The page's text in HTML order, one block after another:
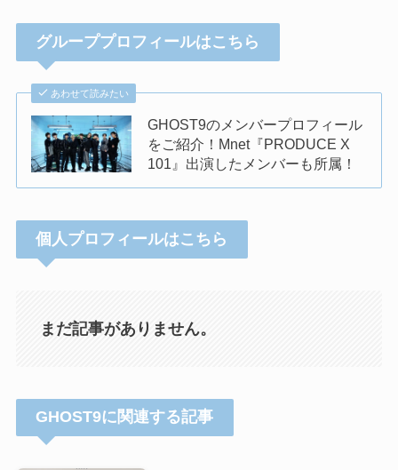
グループプロフィールはこちら
あわせて読みたい
GHOST9のメンバープロフィール
をご紹介！Mnet『PRODUCE X
101』出演したメンバーも所属！
個人プロフィールはこちら
まだ記事がありません。
GHOST9に関連する記事